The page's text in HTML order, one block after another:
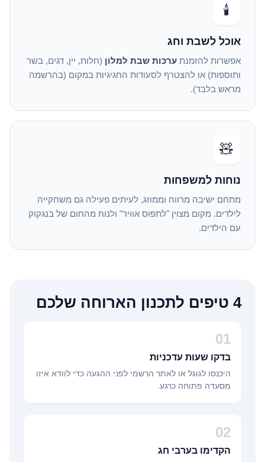
🕯️
אוכל לשבת וחג
אפשרות להזמנת ערכות שבת למלון (חלות, יין, דגים, בשר
ותוספות) או להצטרף לסעודות החגיגיות במקום (בהרשמה
מראש בלבד).
🧸
נוחות למשפחות
מתחם ישיבה מרווח וממוזג, לעיתים פעילה גם משחקייה
לילדים. מקום מצוין "לתפוס אוויר" ולנוח מהחום של בנגקוק
עם הילדים.
4 טיפים לתכנון הארוחה שלכם
01
בדקו שעות עדכניות
היכנסו לגוגל או לאתר הרשמי לפני ההגעה כדי לוודא איזו
מסעדה פתוחה כרגע.
02
הקדימו בערבי חג